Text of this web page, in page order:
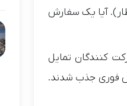
آیا یک سفارش
کنندگان تمایل
فوری جذب شدند.